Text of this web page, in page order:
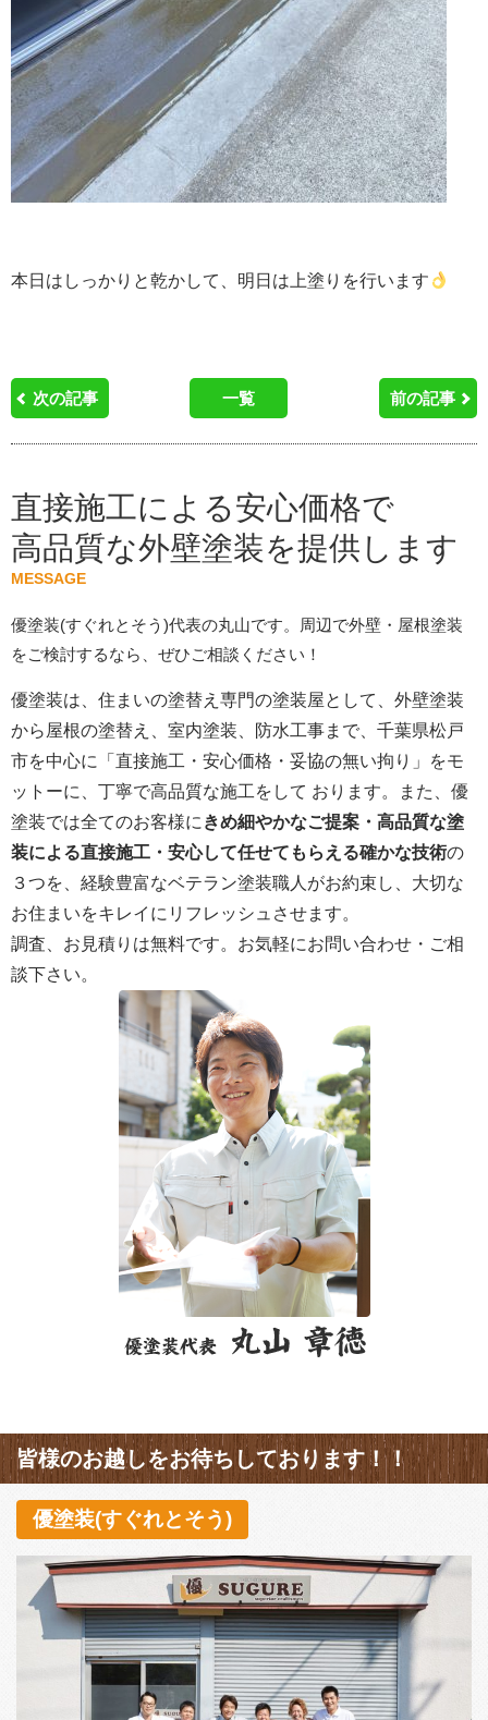
本日はしっかりと乾かして、明日は上塗りを行います
次の記事 一覧 前の記事
直接施工による安心価格で
高品質な外壁塗装を提供します
MESSAGE
優塗装(すぐれとそう)代表の丸山です。周辺で外壁・屋根塗装
をご検討するなら、ぜひご相談ください！
優塗装は、住まいの塗替え専門の塗装屋として、外壁塗装
から屋根の塗替え、室内塗装、防水工事まで、千葉県松戸
市を中心に「直接施工・安心価格・妥協の無い拘り」をモ
ットーに、丁寧で高品質な施工をして おります。また、優
塗装では全てのお客様にきめ細やかなご提案・高品質な塗
装による直接施工・安心して任せてもらえる確かな技術の
３つを、経験豊富なベテラン塗装職人がお約束し、大切な
お住まいをキレイにリフレッシュさせます。
調査、お見積りは無料です。お気軽にお問い合わせ・ご相
談下さい。
皆様のお越しをお待ちしております！！
優塗装(すぐれとそう)